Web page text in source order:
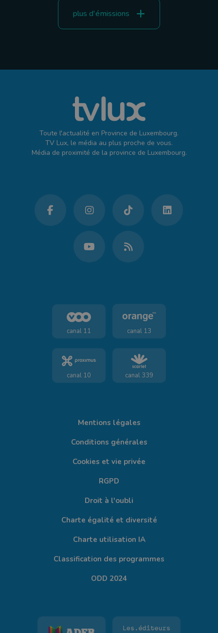
plus d'émissions
Toute l'actualité en Province de Luxembourg.
TV Lux, le média au plus proche de vous.
Média de proximité de la province de Luxembourg.
canal 11 canal 13
canal 10 canal 339
Mentions légales
Conditions générales
Cookies et vie privée
RGPD
Droit à l'oubli
Charte égalité et diversité
Charte utilisation IA
Classification des programmes
ODD 2024